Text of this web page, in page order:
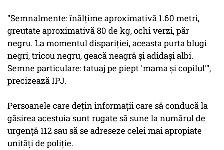
"Semnalmente: înălţime aproximativă 1.60 metri,
greutate aproximativă 80 de kg, ochi verzi, păr
negru. La momentul dispariţiei, aceasta purta blugi
negri, tricou negru, geacă neagră şi adidaşi albi.
Semne particulare: tatuaj pe piept 'mama şi copilul'",
precizează IPJ.
Persoanele care deţin informaţii care să conducă la
găsirea acestuia sunt rugate să sune la numărul de
urgenţă 112 sau să se adreseze celei mai apropiate
unităţi de poliţie.